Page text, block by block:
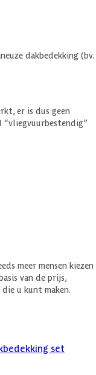
dakbedekking (bv.
er is dus geen
“vliegvuurbestendig”
meer mensen kiezen
van de prijs,
u kunt maken.
set